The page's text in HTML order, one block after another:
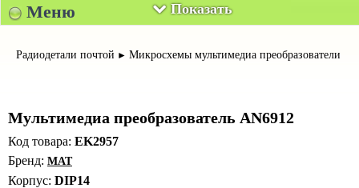
Показать
Меню
Радиодетали почтой ► Микросхемы мультимедиа преобразователи
Мультимедиа преобразователь AN6912
Код товара: EK2957
Бренд: MAT
Корпус: DIP14